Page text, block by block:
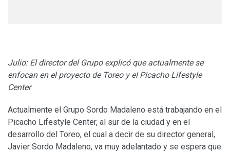
Julio: El director del Grupo explicó que actualmente se
enfocan en el proyecto de Toreo y el Picacho Lifestyle
Center
Actualmente el Grupo Sordo Madaleno está trabajando en el
Picacho Lifestyle Center, al sur de la ciudad y en el
desarrollo del Toreo, el cual a decir de su director general,
Javier Sordo Madaleno, va muy adelantado y se espera que